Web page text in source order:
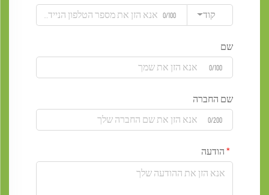
קוד 0/100
שם
0/100
שם החברה
0/200
הודעה